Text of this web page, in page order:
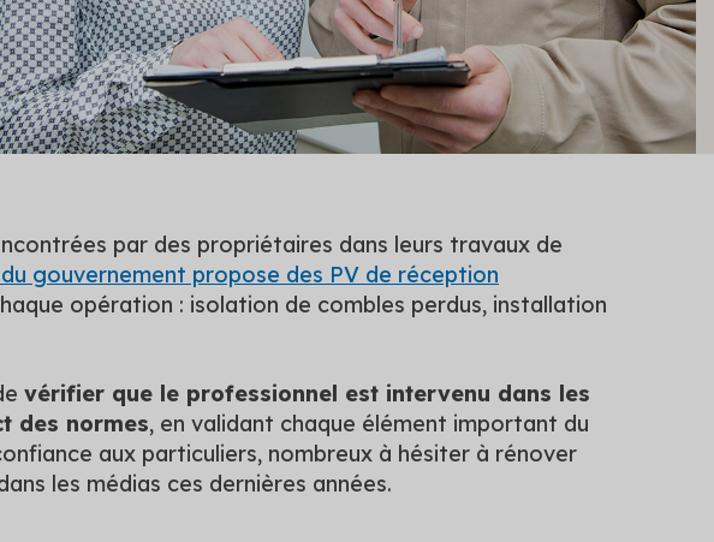
par des propriétaires dans leurs travaux de
gouvernement propose des PV de réception
opération : isolation de combles perdus, installation
vérifier que le professionnel est intervenu dans les
des normes, en validant chaque élément important du
aux particuliers, nombreux à hésiter à rénover
les médias ces dernières années.